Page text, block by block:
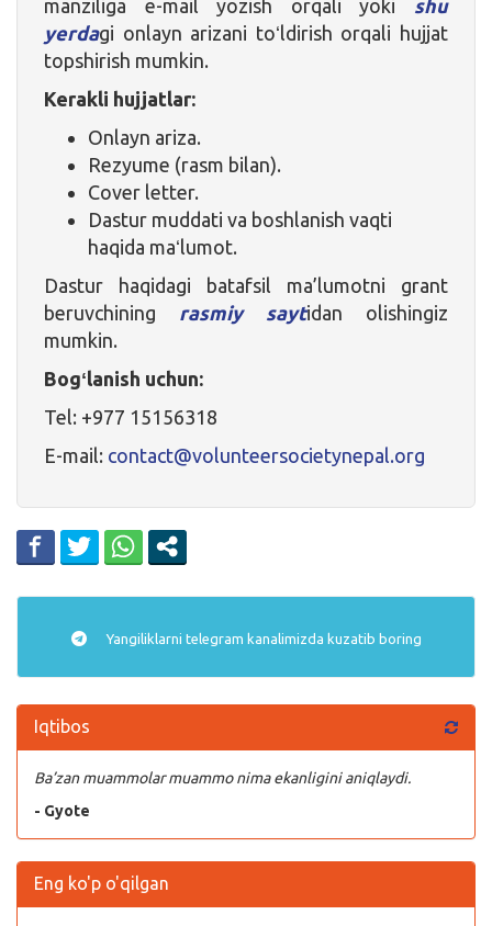
manziliga e-mail yozish orqali yoki shu
yerdagi onlayn arizani toʻldirish orqali hujjat
topshirish mumkin.
Kerakli hujjatlar:
Onlayn ariza.
Rezyume (rasm bilan).
Cover letter.
Dastur muddati va boshlanish vaqti
haqida maʻlumot.
Dastur haqidagi batafsil ma’lumotni grant
beruvchining rasmiy saytidan olishingiz
mumkin.
Bogʻlanish uchun:
Tel: +977 15156318
E-mail: contact@volunteersocietynepal.org
Yangiliklarni telegram kanalimizda kuzatib boring
Iqtibos
Ba’zan muammolar muammo nima ekanligini aniqlaydi.
- Gyote
Eng ko'p o'qilgan